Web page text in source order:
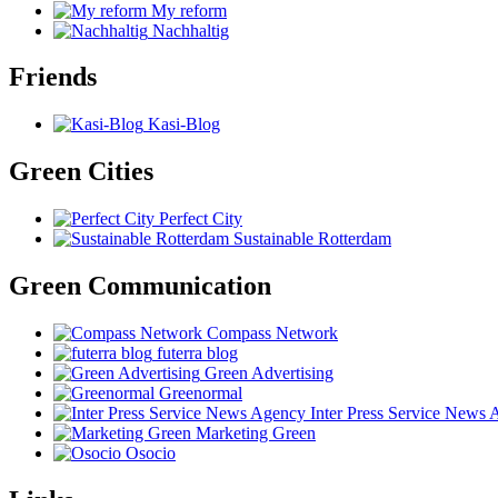
My reform
Nachhaltig
Friends
Kasi-Blog
Green Cities
Perfect City
Sustainable Rotterdam
Green Communication
Compass Network
futerra blog
Green Advertising
Greenormal
Inter Press Service News
Marketing Green
Osocio